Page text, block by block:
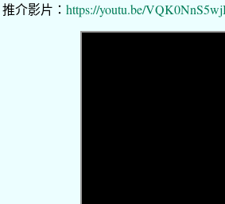
推介影片： https://youtu.be/